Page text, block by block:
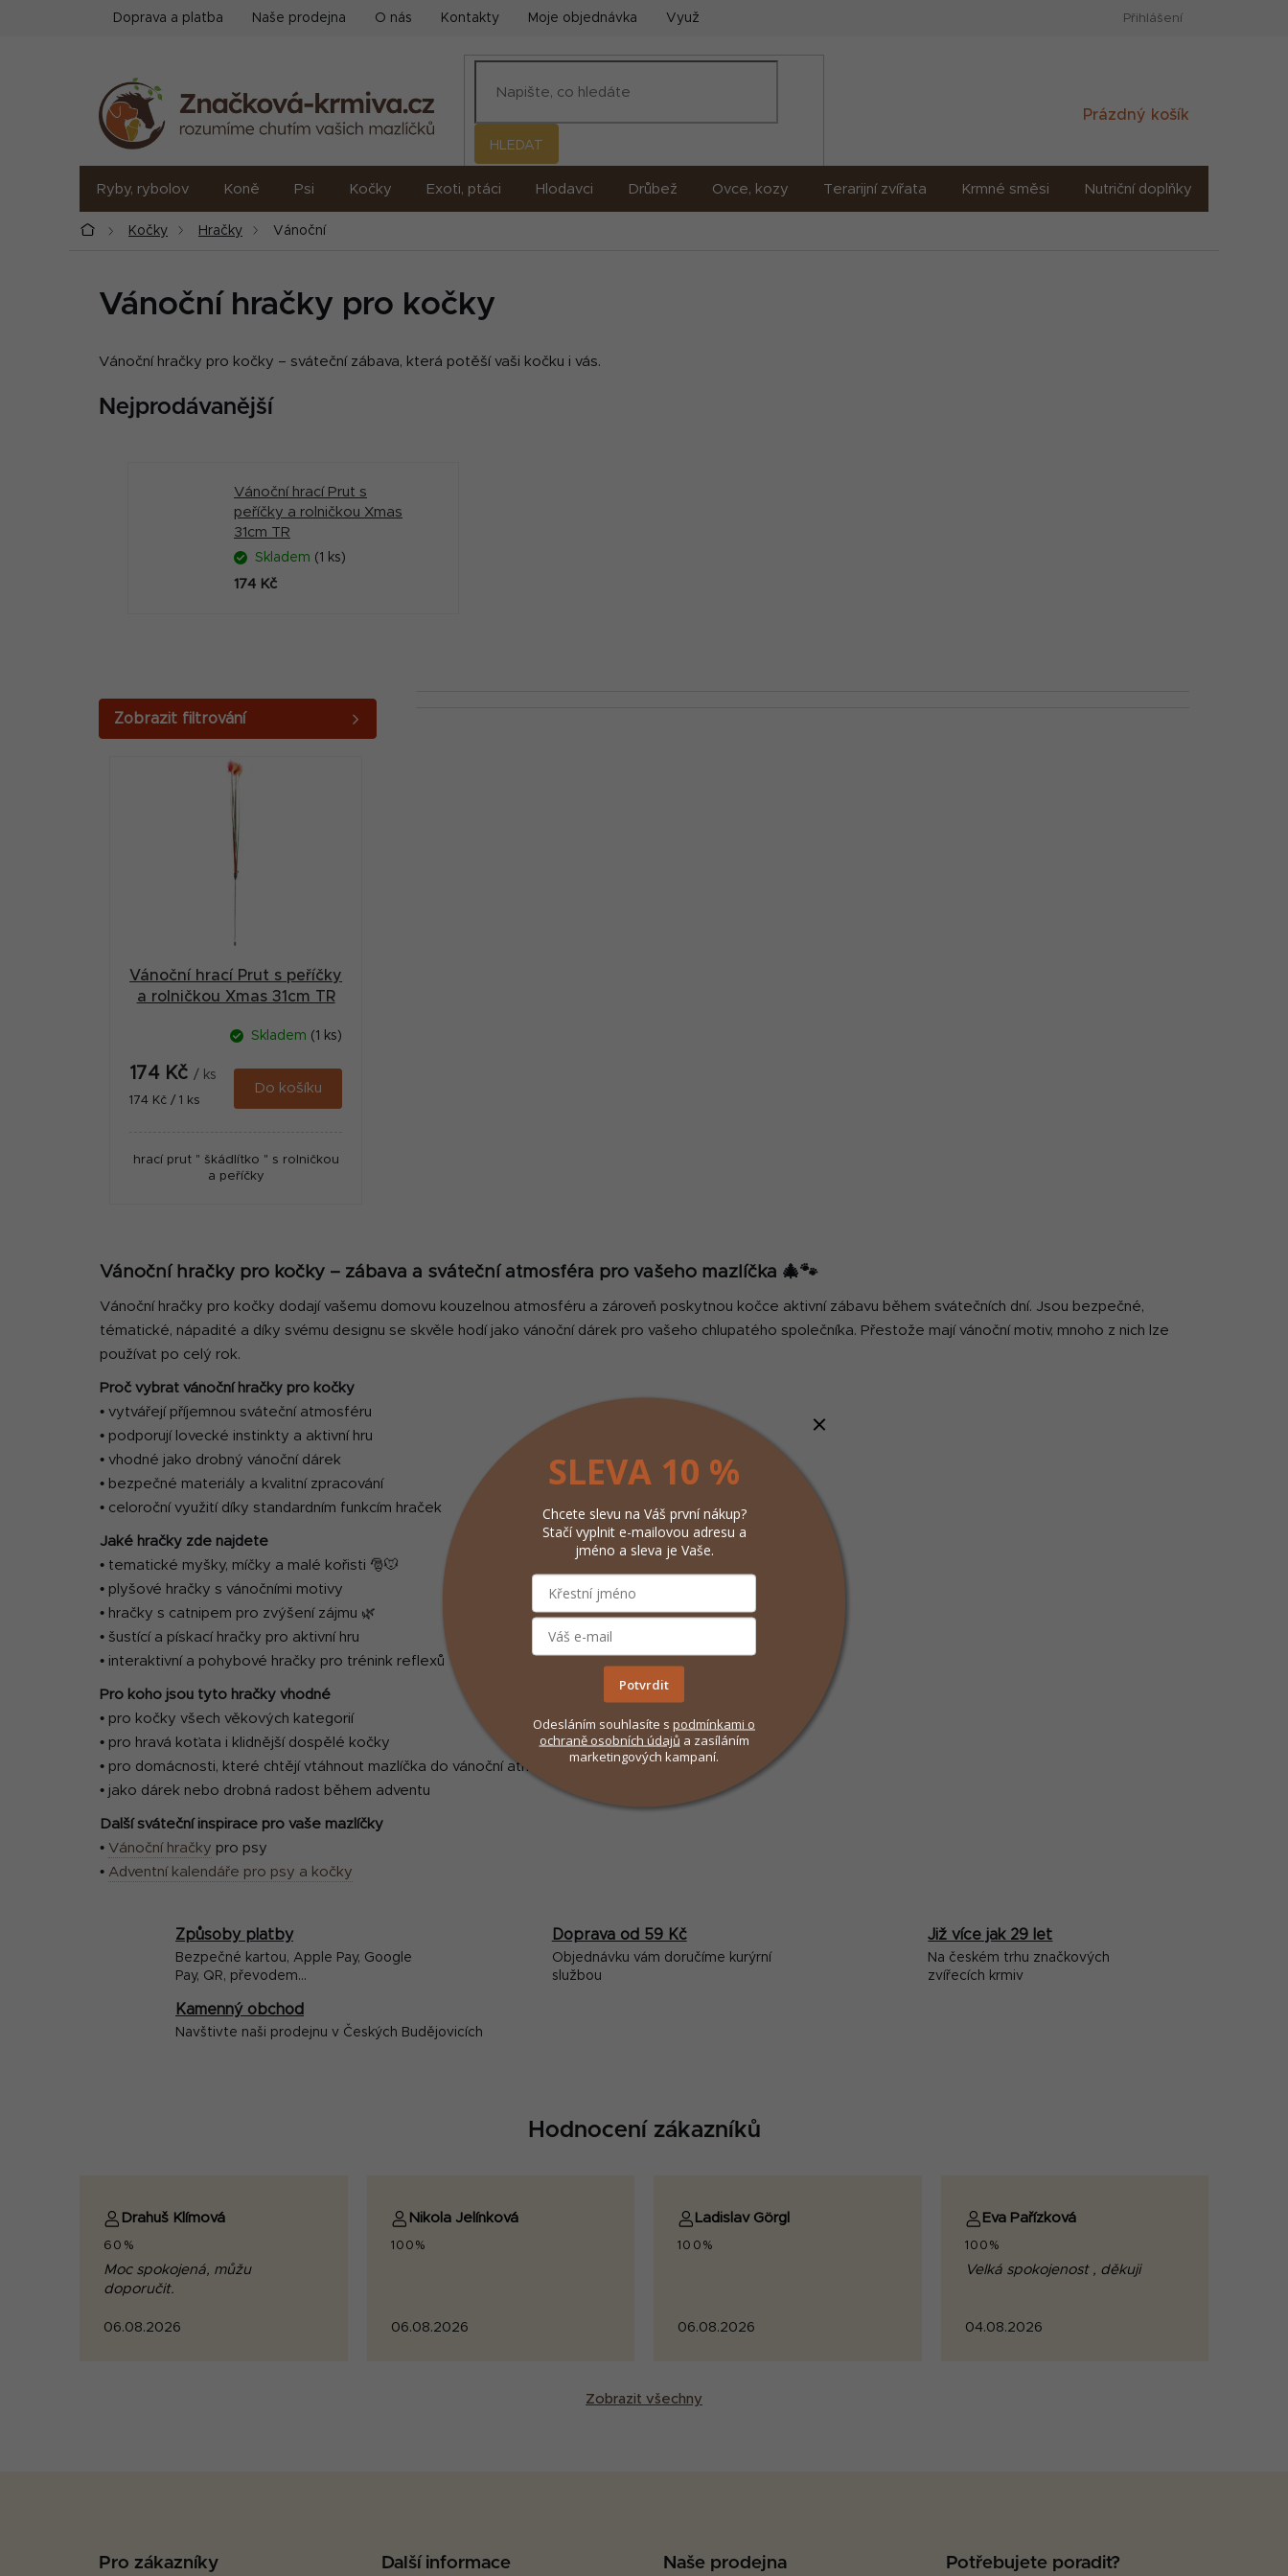
Doprava a platba Naše prodejna O nás Kontakty Moje objednávka Využití umělé inteligence (AI) Přihlášení
HLEDAT
Nákupní
Prázdný košík
Ryby, rybolov Koně Psi Kočky Exoti, ptáci Hlodavci Drůbež Ovce, kozy Terarijní zvířata Krmné směsi Nutriční doplňky
DomůKočky Hračky Vánoční
Vánoční hračky pro kočky
Vánoční hračky pro kočky – sváteční zábava, která potěší vaši kočku i vás.
Nejprodávanější
Vánoční hrací Prut s
peříčky a rolničkou Xmas
31cm TR
Skladem (1 ks)
174 Kč
o
Vánoční hrací Prut s peříčky
a rolničkou Xmas 31cm TR
Skladem (1 ks)
174 Kč / ks
Měrná
174 Kč / 1 ks
Do košíku
hrací prut " škádlítko " s rolničkou
a peříčky
v
l
á
d
k
v
ý
p
i
u
Vánoční hračky pro kočky – zábava a sváteční atmosféra pro vašeho mazlíčka 🎄🐾
Vánoční hračky pro kočky dodají vašemu domovu kouzelnou atmosféru a zároveň poskytnou kočce aktivní zábavu během svátečních dní. Jsou bezpečné,
tématické, nápadité a díky svému designu se skvěle hodí jako vánoční dárek pro vašeho chlupatého společníka. Přestože mají vánoční motiv, mnoho z nich lze
používat po celý rok.
Proč vybrat vánoční hračky pro kočky
• vytvářejí příjemnou sváteční atmosféru
• podporují lovecké instinkty a aktivní hru
• vhodné jako drobný vánoční dárek
• bezpečné materiály a kvalitní zpracování
• celoroční využití díky standardním funkcím hraček
Jaké hračky zde najdete
• tematické myšky, míčky a malé kořisti 🎅🐭
• plyšové hračky s vánočními motivy
• hračky s catnipem pro zvýšení zájmu 🌿
• šustící a pískací hračky pro aktivní hru
• interaktivní a pohybové hračky pro trénink reflexů
Pro koho jsou tyto hračky vhodné
• pro kočky všech věkových kategorií
• pro hravá koťata i klidnější dospělé kočky
• pro domácnosti, které chtějí vtáhnout mazlíčka do vánoční atmosféry
• jako dárek nebo drobná radost během adventu
Další sváteční inspirace pro vaše mazlíčky
• Vánoční hračky pro psy
• Adventní kalendáře pro psy a kočky
Způsoby platby
Bezpečné kartou, Apple Pay, Google
Pay, QR, převodem...
Doprava od 59 Kč
Objednávku vám doručíme kurýrní
službou
Již více jak 29 let
Na českém trhu značkových
zvířecích krmiv
Kamenný obchod
Navštivte naši prodejnu v Českých Budějovicích
Hodnocení zákazníků
Drahuš Klímová
60%
Moc spokojená, můžu
doporučit.
06.08.2026
Nikola Jelínková
100%
06.08.2026
Ladislav Görgl
100%
06.08.2026
Eva Pařízková
100%
Velká spokojenost , děkuji
04.08.2026
Zobrazit všechny
Pro zákazníky Další informace Naše prodejna Potřebujete poradit?
SLEVA 10 %
Chcete slevu na Váš první nákup?
Stačí vyplnit e-mailovou adresu a
jméno a sleva je Vaše.
Potvrdit
Odesláním souhlasíte s podmínkami o
ochraně osobních údajů a zasíláním
marketingových kampaní.